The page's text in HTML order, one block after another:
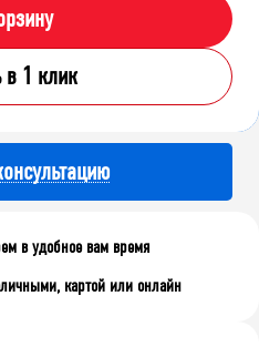
в 1 клик
в удобное вам время
картой или онлайн